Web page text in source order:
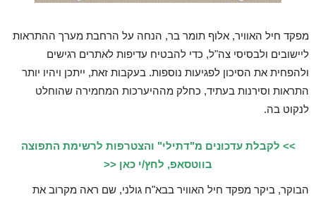
מפקד חיל האוויר, אלוף תומר בר, הנחה על הרחבת מערך ההתראות
ליישובים ולבסיסי צה"ל, כדי להבטיח עדיפות לאתרים רגישים
ולהפחית את הסיכון לפגיעות נוספות. בעקבות זאת, ייתכן ויהיו יותר
התראות וסירנות בעתיד, כחלק מההיערכות המחמירה שהוחלט
לנקוט בה.
>> לקבלת עדכונים מ"דתילי" והצטרפות לרשימת התפוצה
בווטסאפ, לחץ/י כאן <<
הבוקר, ביקר מפקד חיל האוויר בבא"ח גולני, שם ראה מקרוב את